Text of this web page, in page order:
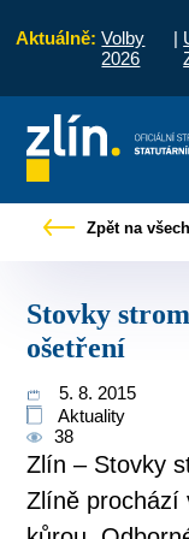
Aktuálně: Volby
2026
|
vyřídit
Zpět na
Stovky stromů se dočkají odborného
ošetření
5. 8. 2015
Aktuality
38
Zlín – Stovky
Zlíně prochází